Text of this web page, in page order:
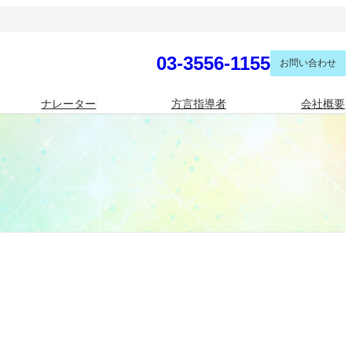
03-3556-1155 お問い合わせ
ナレーター 方言指導者 会社概要